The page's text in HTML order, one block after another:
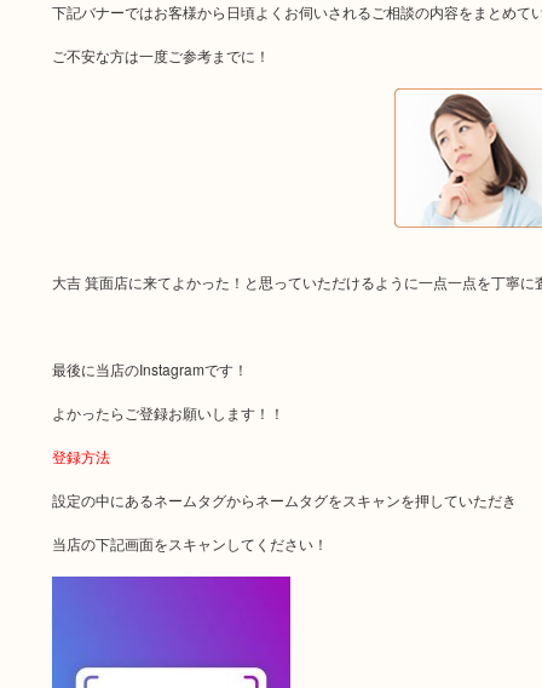
下記バナーではお客様から日頃よくお伺いされるご相談の内容をまとめて
ご不安な方は一度ご参考までに！
大吉 箕面店に来てよかった！と思っていただけるように一点一点を丁寧に
最後に当店のInstagramです！
よかったらご登録お願いします！！
登録方法
設定の中にあるネームタグからネームタグをスキャンを押していただき
当店の下記画面をスキャンしてください！